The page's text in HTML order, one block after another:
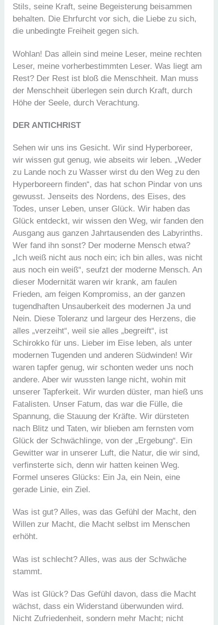
Stils, seine Kraft, seine Begeisterung beisammen
behalten. Die Ehrfurcht vor sich, die Liebe zu sich,
die unbedingte Freiheit gegen sich.
Wohlan! Das allein sind meine Leser, meine rechten
Leser, meine vorherbestimmten Leser. Was liegt am
Rest? Der Rest ist bloß die Menschheit. Man muss
der Menschheit überlegen sein durch Kraft, durch
Höhe der Seele, durch Verachtung.
DER ANTICHRIST
Sehen wir uns ins Gesicht. Wir sind Hyperboreer,
wir wissen gut genug, wie abseits wir leben. „Weder
zu Lande noch zu Wasser wirst du den Weg zu den
Hyperboreern finden“, das hat schon Pindar von uns
gewusst. Jenseits des Nordens, des Eises, des
Todes, unser Leben, unser Glück. Wir haben das
Glück entdeckt, wir wissen den Weg, wir fanden den
Ausgang aus ganzen Jahrtausenden des Labyrinths.
Wer fand ihn sonst? Der moderne Mensch etwa?
„Ich weiß nicht aus noch ein; ich bin alles, was nicht
aus noch ein weiß“, seufzt der moderne Mensch. An
dieser Modernität waren wir krank, am faulen
Frieden, am feigen Kompromiss, an der ganzen
tugendhaften Unsauberkeit des modernen Ja und
Nein. Diese Toleranz und largeur des Herzens, die
alles „verzeiht“, weil sie alles „begreift“, ist
Schirokko für uns. Lieber im Eise leben, als unter
modernen Tugenden und anderen Südwinden! Wir
waren tapfer genug, wir schonten weder uns noch
andere. Aber wir wussten lange nicht, wohin mit
unserer Tapferkeit. Wir wurden düster, man hieß uns
Fatalisten. Unser Fatum, das war die Fülle, die
Spannung, die Stauung der Kräfte. Wir dürsteten
nach Blitz und Taten, wir blieben am fernsten vom
Glück der Schwächlinge, von der „Ergebung“. Ein
Gewitter war in unserer Luft, die Natur, die wir sind,
verfinsterte sich, denn wir hatten keinen Weg.
Formel unseres Glücks: Ein Ja, ein Nein, eine
gerade Linie, ein Ziel.
Was ist gut? Alles, was das Gefühl der Macht, den
Willen zur Macht, die Macht selbst im Menschen
erhöht.
Was ist schlecht? Alles, was aus der Schwäche
stammt.
Was ist Glück? Das Gefühl davon, dass die Macht
wächst, dass ein Widerstand überwunden wird.
Nicht Zufriedenheit, sondern mehr Macht; nicht